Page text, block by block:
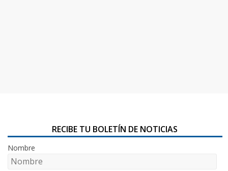
RECIBE TU BOLETÍN DE NOTICIAS
Nombre